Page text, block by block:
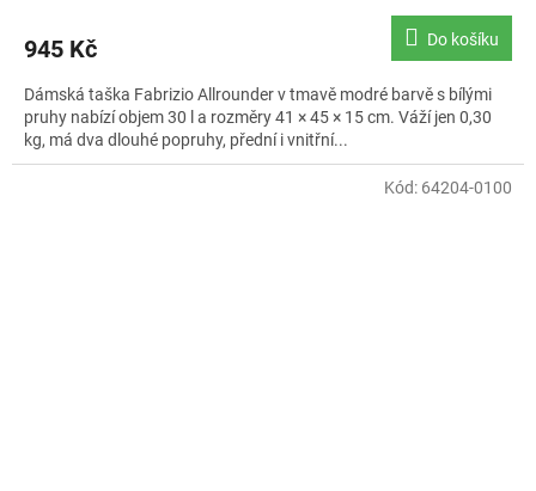
945 Kč Do košíku
Dámská taška Fabrizio Allrounder v tmavě modré barvě s bílými
pruhy nabízí objem 30 l a rozměry 41 × 45 × 15 cm. Váží jen 0,30
kg, má dva dlouhé popruhy, přední i vnitřní...
Kód: 64204-0100